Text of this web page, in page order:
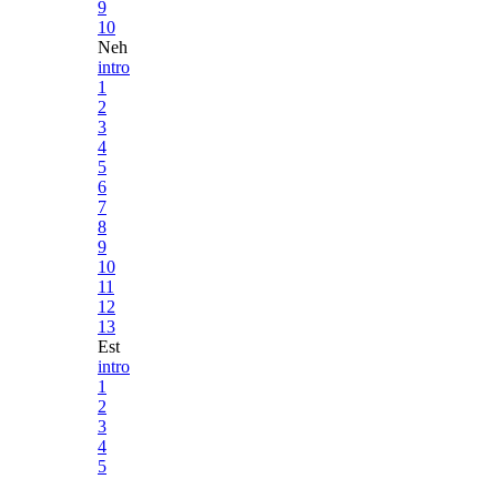
9
10
Neh
intro
1
2
3
4
5
6
7
8
9
10
11
12
13
Est
intro
1
2
3
4
5